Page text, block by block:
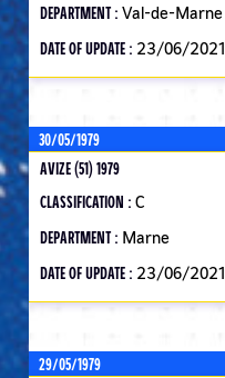
DEPARTMENT : Val-de-Marne
DATE OF UPDATE : 23/06/2021
30/05/1979
AVIZE (51) 1979
CLASSIFICATION : C
DEPARTMENT : Marne
DATE OF UPDATE : 23/06/2021
29/05/1979